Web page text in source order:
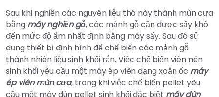
Sau khi nghiền các nguyên liệu thô này thành mùn cưa
bằng máy nghiền gỗ, các mảnh gỗ cần được sấy khô
đến mức độ ẩm nhất định bằng máy sấy. Sau đó sử
dụng thiết bị định hình để chế biến các mảnh gỗ
thành nhiên liệu sinh khối rắn. Việc chế biến viên nén
sinh khối yêu cầu một máy ép viên dạng xoắn ốc máy
ép viên mùn cưa, trong khi việc chế biến pellet yêu
cầu một máy đùn pellet sinh khối đặc biệt máy đùn